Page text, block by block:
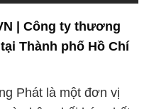
Phát là một đơn vị
phân phối hóa chất
nghiệm trong ngành
hào cam kết mang
phẩm chất lượng